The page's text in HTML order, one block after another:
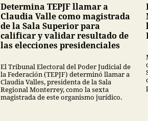
Determina TEPJF llamar a
Claudia Valle como magistrada
de la Sala Superior para
calificar y validar resultado de
las elecciones presidenciales
El Tribunal Electoral del Poder Judicial de
la Federación (TEPJF) determinó llamar a
Claudia Valles, presidenta de la Sala
Regional Monterrey, como la sexta
magistrada de este organismo jurídico.